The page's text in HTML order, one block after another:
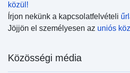
közül!
Írjon nekünk a kapcsolatfelvételi
Jöjjön el személyesen az uniós
Közösségi média